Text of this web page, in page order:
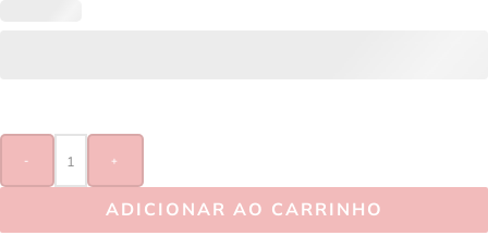
- +
ADICIONAR AO CARRINHO